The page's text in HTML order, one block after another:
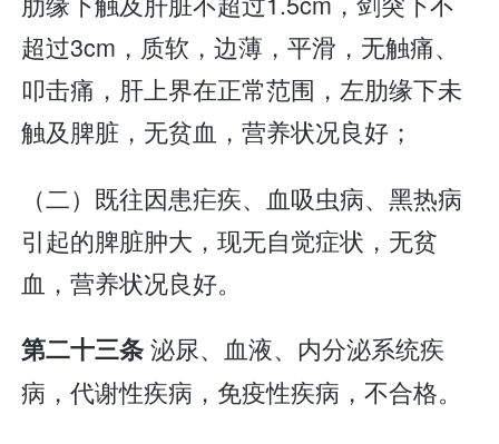
超过3cm，质软，边薄，平滑，无触痛、
叩击痛，肝上界在正常范围，左肋缘下未
触及脾脏，无贫血，营养状况良好；
（二）既往因患疟疾、血吸虫病、黑热病
引起的脾脏肿大，现无自觉症状，无贫
血，营养状况良好。
第二十三条泌尿、血液、内分泌系统疾
病，代谢性疾病，免疫性疾病，不合格。